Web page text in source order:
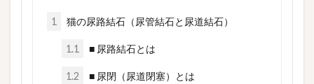
1 猫の尿路結石（尿管結石と尿道結石）
1.1 ■ 尿路結石とは
1.2 ■ 尿閉（尿道閉塞）とは